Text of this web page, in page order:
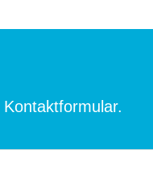
Kontaktformular.